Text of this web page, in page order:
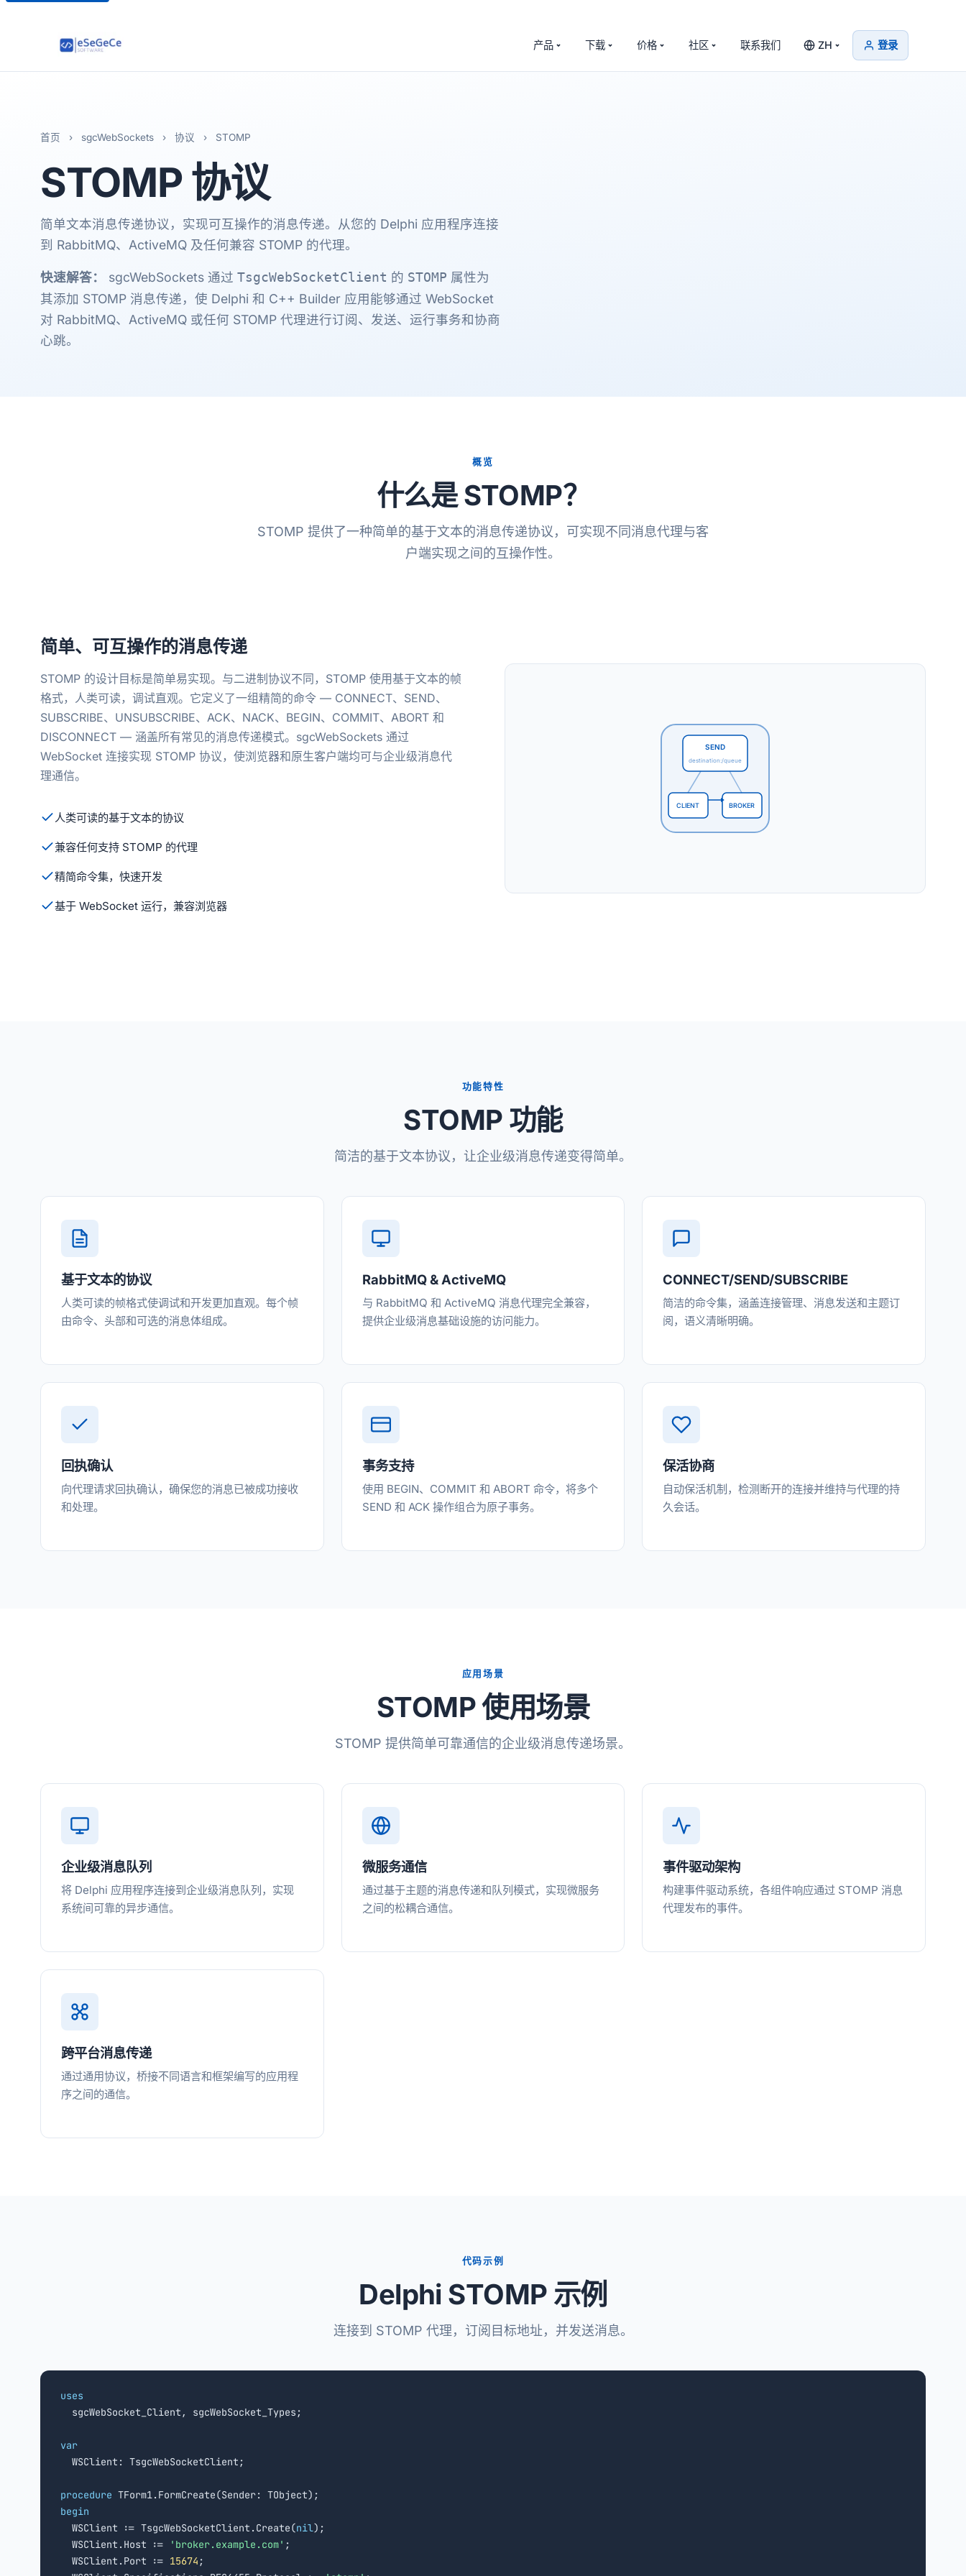
产品 下载 价格 社区 联系我们 ZH 登录
首页 › sgcWebSockets › 协议 › STOMP
STOMP协议
简单文本消息传递协议，实现可互操作的消息传递。从您的 Delphi 应用程序连接
到 RabbitMQ、ActiveMQ 及任何兼容 STOMP 的代理。
快速解答： sgcWebSockets 通过 TsgcWebSocketClient 的 STOMP 属性为
其添加 STOMP 消息传递，使 Delphi 和 C++ Builder 应用能够通过 WebSocket
对 RabbitMQ、ActiveMQ 或任何 STOMP 代理进行订阅、发送、运行事务和协商
心跳。
概览
什么是 STOMP？
STOMP 提供了一种简单的基于文本的消息传递协议，可实现不同消息代理与客
户端实现之间的互操作性。
简单、可互操作的消息传递
STOMP 的设计目标是简单易实现。与二进制协议不同，STOMP 使用基于文本的帧
格式，人类可读，调试直观。它定义了一组精简的命令 — CONNECT、SEND、
SUBSCRIBE、UNSUBSCRIBE、ACK、NACK、BEGIN、COMMIT、ABORT 和
DISCONNECT — 涵盖所有常见的消息传递模式。sgcWebSockets 通过
WebSocket 连接实现 STOMP 协议，使浏览器和原生客户端均可与企业级消息代
理通信。
人类可读的基于文本的协议
兼容任何支持 STOMP 的代理
精简命令集，快速开发
基于 WebSocket 运行，兼容浏览器
SEND
destination:/queue
CLIENT BROKER
功能特性
STOMP 功能
简洁的基于文本协议，让企业级消息传递变得简单。
基于文本的协议
人类可读的帧格式使调试和开发更加直观。每个帧
由命令、头部和可选的消息体组成。
RabbitMQ & ActiveMQ
与 RabbitMQ 和 ActiveMQ 消息代理完全兼容，
提供企业级消息基础设施的访问能力。
CONNECT/SEND/SUBSCRIBE
简洁的命令集，涵盖连接管理、消息发送和主题订
阅，语义清晰明确。
回执确认
向代理请求回执确认，确保您的消息已被成功接收
和处理。
事务支持
使用 BEGIN、COMMIT 和 ABORT 命令，将多个
SEND 和 ACK 操作组合为原子事务。
保活协商
自动保活机制，检测断开的连接并维持与代理的持
久会话。
应用场景
STOMP 使用场景
STOMP 提供简单可靠通信的企业级消息传递场景。
企业级消息队列
将 Delphi 应用程序连接到企业级消息队列，实现
系统间可靠的异步通信。
微服务通信
通过基于主题的消息传递和队列模式，实现微服务
之间的松耦合通信。
事件驱动架构
构建事件驱动系统，各组件响应通过 STOMP 消息
代理发布的事件。
跨平台消息传递
通过通用协议，桥接不同语言和框架编写的应用程
序之间的通信。
代码示例
Delphi STOMP 示例
连接到 STOMP 代理，订阅目标地址，并发送消息。
uses
sgcWebSocket_Client, sgcWebSocket_Types;
var
WSClient: TsgcWebSocketClient;
procedure
begin
WSClient := TsgcWebSocketClient.Create(nil);
  WSClient.Host :=
'broker.example.com' ;
  WSClient.Port :=
15674 ;